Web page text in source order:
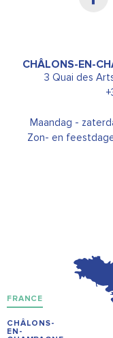
CHÂLONS-EN-
3 Quai des
Maandag -
Zon- en
FRANCE
CHÂLONS-
EN-